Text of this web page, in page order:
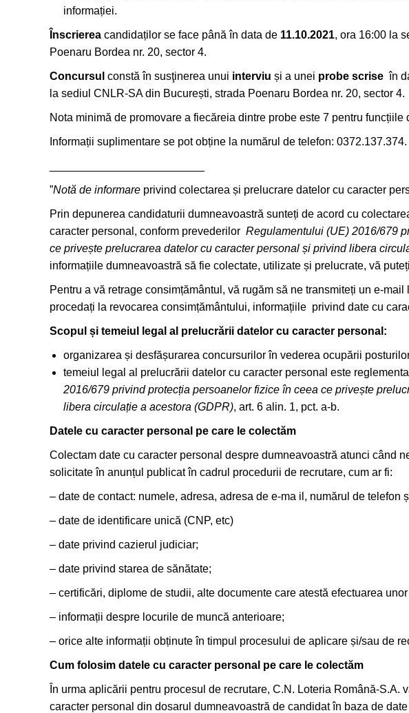
informației.
Înscrierea candidaților se face până în data de 11.10.2021, ora 16:00 la
Poenaru Bordea nr. 20, sector 4.
Concursul constă în susţinerea unui interviu și a unei probe scrise în
la sediul CNLR-SA din București, strada Poenaru Bordea nr. 20, sector 4.
Nota minimă de promovare a fiecăreia dintre probe este 7 pentru funcțiile
Informații suplimentare se pot obține la numărul de telefon: 0372.137.374.
”Notă de informare privind colectarea și prelucrare datelor cu caracter
Prin depunerea candidaturii dumneavoastră sunteți de acord cu
caracter personal, conform prevederilor Regulamentului (UE) 2016/679
ce privește prelucrarea datelor cu caracter personal și privind libera
informațiile dumneavoastră să fie colectate, utilizate și prelucrate, vă
Pentru a vă retrage consimțământul, vă rugăm să ne transmiteți un e-mail
procedați la revocarea consimțământului, informațiile privind date cu
Scopul și temeiul legal al prelucrării datelor cu caracter personal:
organizarea și desfășurarea concursurilor în vederea ocupării
temeiul legal al prelucrării datelor cu caracter personal este
2016/679 privind protecția persoanelor fizice în ceea ce privește
libera circulație a acestora (GDPR), art. 6 alin. 1, pct. a-b.
Datele cu caracter personal pe care le colectăm
Colectam date cu caracter personal despre dumneavoastră atunci când
solicitate în anunțul publicat în cadrul procedurii de recrutare, cum ar fi:
– date de contact: numele, adresa, adresa de e-ma il, numărul de telefon
– date de identificare unică (CNP, etc)
– date privind cazierul judiciar;
– date privind starea de sănătate;
– certificări, diplome de studii, alte documente care atestă efectuarea
– informații despre locurile de muncă anterioare;
– orice alte informații obținute în timpul procesului de aplicare și/sau de
Cum folosim datele cu caracter personal pe care le colectăm
În urma aplicării pentru procesul de recrutare, C.N. Loteria Română-S.A.
caracter personal din dosarul dumneavoastră de candidat în baza de